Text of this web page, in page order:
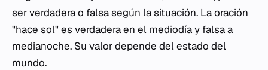
ser verdadera o falsa según la situación. La oración
"hace sol" es verdadera en el mediodía y falsa a
medianoche. Su valor depende del estado del
mundo.